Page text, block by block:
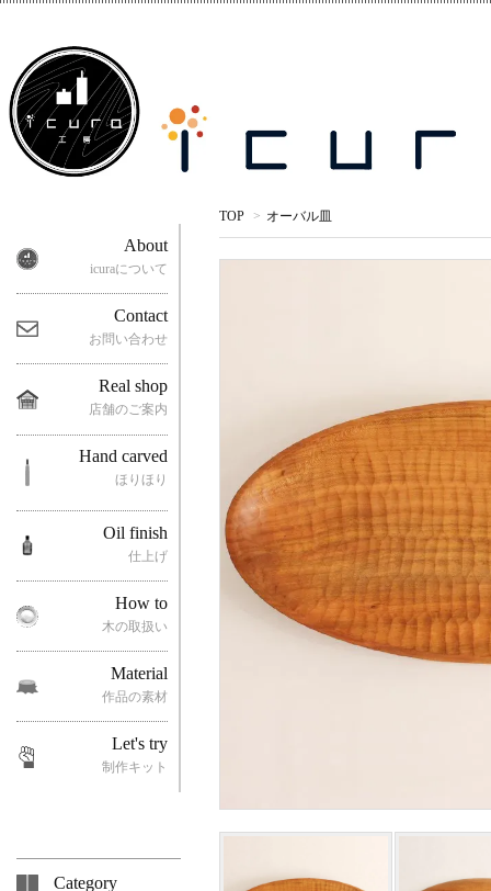
TOP > オーバル皿
About
icuraについて
Contact
お問い合わせ
Real shop
店舗のご案内
Hand carved
ほりほり
Oil finish
仕上げ
How to
木の取扱い
Material
作品の素材
Let's try
制作キット
Category